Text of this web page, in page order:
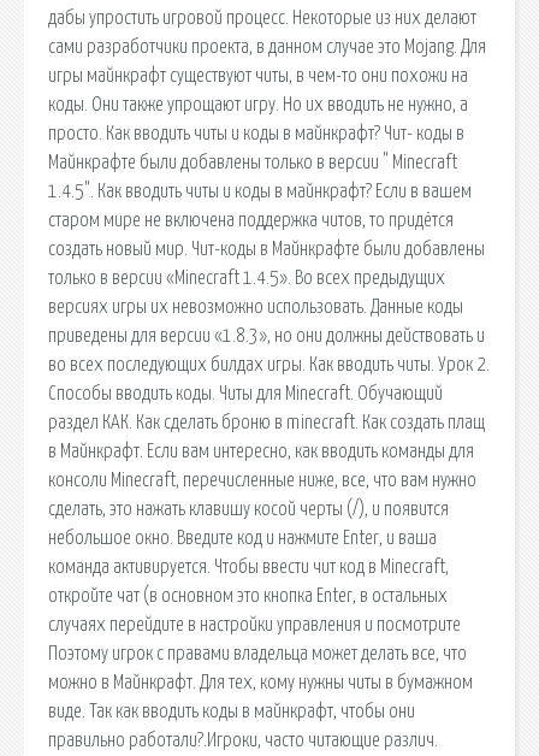
дабы упростить игровой процесс. Некоторые из них делают
сами разработчики проекта, в данном случае это Mojang. Для
игры майнкрафт существуют читы, в чем-то они похожи на
коды. Они также упрощают игру. Но их вводить не нужно, а
просто. Как вводить читы и коды в майнкрафт? Чит- коды в
Майнкрафте были добавлены только в версии " Minecraft
1.4.5". Как вводить читы и коды в майнкрафт? Если в вашем
старом мире не включена поддержка читов, то придётся
создать новый мир. Чит-коды в Майнкрафте были добавлены
только в версии «Minecraft 1.4.5». Во всех предыдущих
версиях игры их невозможно использовать. Данные коды
приведены для версии «1.8.3», но они должны действовать и
во всех последующих билдах игры. Как вводить читы. Урок 2.
Способы вводить коды. Читы для Minecraft. Обучающий
раздел КАК. Как сделать броню в minecraft. Как создать плащ
в Майнкрафт. Если вам интересно, как вводить команды для
консоли Minecraft, перечисленные ниже, все, что вам нужно
сделать, это нажать клавишу косой черты (/), и появится
небольшое окно. Введите код и нажмите Enter, и ваша
команда активируется. Чтобы ввести чит код в Minecraft,
откройте чат (в основном это кнопка Enter, в остальных
случаях перейдите в настройки управления и посмотрите
Поэтому игрок с правами владельца может делать все, что
можно в Майнкрафт. Для тех, кому нужны читы в бумажном
виде. Так как вводить коды в майнкрафт, чтобы они
правильно работали?.Игроки, часто читающие различ.